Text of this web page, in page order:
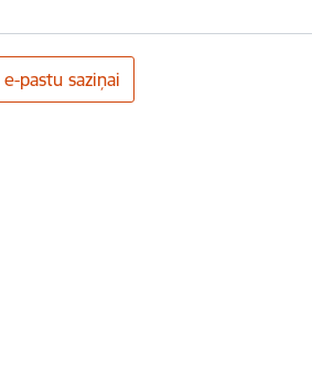
pastu saziņai